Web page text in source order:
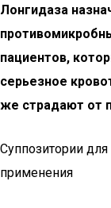
Лонгидаза
пациентов,
серьезное
же страдают от
Суппозитории
применения